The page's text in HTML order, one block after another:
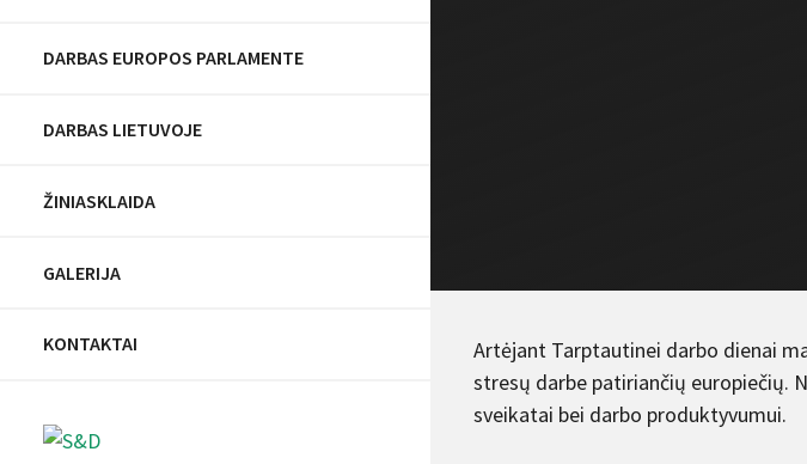
DARBAS EUROPOS PARLAMENTE
DARBAS LIETUVOJE
ŽINIASKLAIDA
GALERIJA
KONTAKTAI
Artėjant Tarptautinei darbo dienai
stresų darbe patiriančių europiečių.
sveikatai bei darbo produktyvumui.